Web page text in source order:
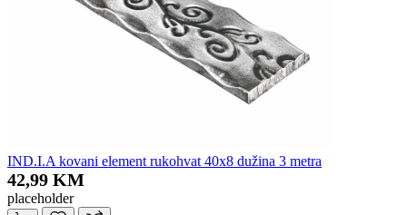
IND.I.A kovani element rukohvat 40x8 dužina 3 metra
42,99 KM
placeholder